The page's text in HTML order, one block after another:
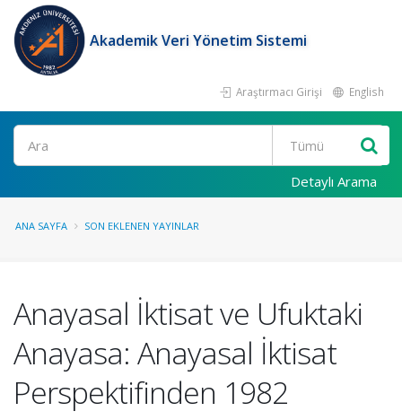
Akademik Veri Yönetim Sistemi
Araştırmacı Girişi English
Ara
Detaylı Arama
ANA SAYFA SON EKLENEN YAYINLAR
Anayasal İktisat ve Ufuktaki
Anayasa: Anayasal İktisat
Perspektifinden 1982